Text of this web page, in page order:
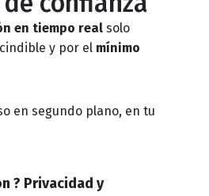
en tiempo real solo
y por el mínimo
en segundo plano, en tu
? Privacidad y